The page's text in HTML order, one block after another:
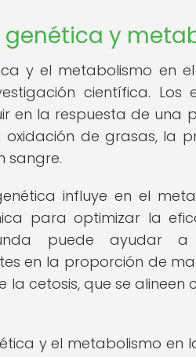
y
y el metabolismo en
científica.
en la respuesta de una
de grasas, la
sangre.
influye en el
para optimizar la
puede ayudar a
en la proporción de
la cetosis, que se
y el metabolismo